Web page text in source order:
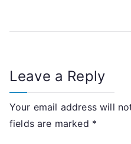
Leave a Reply
Your email address will
fields are marked *